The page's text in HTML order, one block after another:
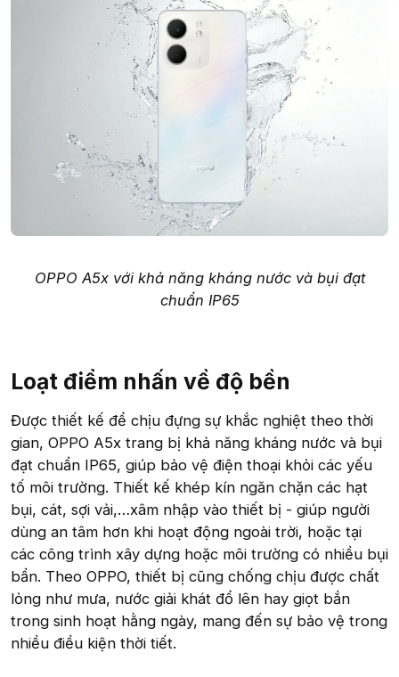
OPPO A5x với khả năng kháng nước và bụi đạt
chuẩn IP65
Loạt điểm nhấn về độ bền​
Được thiết kế để chịu đựng sự khắc nghiệt theo thời
gian, OPPO A5x trang bị khả năng kháng nước và bụi
đạt chuẩn IP65, giúp bảo vệ điện thoại khỏi các yếu
tố môi trường. Thiết kế khép kín ngăn chặn các hạt
bụi, cát, sợi vải,…xâm nhập vào thiết bị - giúp người
dùng an tâm hơn khi hoạt động ngoài trời, hoặc tại
các công trình xây dựng hoặc môi trường có nhiều bụi
bẩn. Theo OPPO, thiết bị cũng chống chịu được chất
lỏng như mưa, nước giải khát đổ lên hay giọt bắn
trong sinh hoạt hằng ngày, mang đến sự bảo vệ trong
nhiều điều kiện thời tiết.